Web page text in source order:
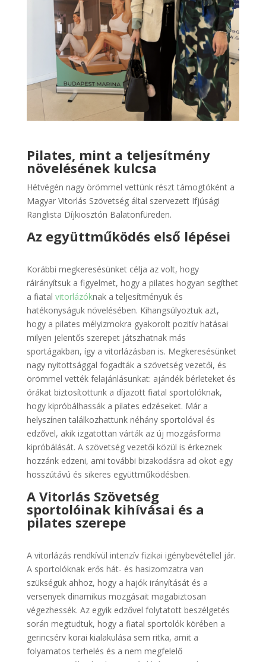
Pilates, mint a teljesítmény
növelésének kulcsa
Hétvégén nagy örömmel vettünk részt támogtóként a
Magyar Vitorlás Szövetség által szervezett Ifjúsági
Ranglista Díjkiosztón Balatonfüreden.
Az együttműködés első lépései
Korábbi megkeresésünket célja az volt, hogy
ráirányítsuk a figyelmet, hogy a pilates hogyan segíthet
a fiatal vitorlázóknak a teljesítményük és
hatékonyságuk növelésében. Kihangsúlyoztuk azt,
hogy a pilates mélyizmokra gyakorolt pozitív hatásai
milyen jelentős szerepet játszhatnak más
sportágakban, így a vitorlázásban is. Megkeresésünket
nagy nyitottsággal fogadták a szövetség vezetői, és
örömmel vették felajánlásunkat: ajándék bérleteket és
órákat biztosítottunk a díjazott fiatal sportolóknak,
hogy kipróbálhassák a pilates edzéseket. Már a
helyszínen találkozhattunk néhány sportolóval és
edzővel, akik izgatottan várták az új mozgásforma
kipróbálását. A szövetség vezetői közül is érkeznek
hozzánk edzeni, ami további bizakodásra ad okot egy
hosszútávú és sikeres együttműködésben.
A Vitorlás Szövetség
sportolóinak kihívásai és a
pilates szerepe
A vitorlázás rendkívül intenzív fizikai igénybevétellel jár.
A sportolóknak erős hát- és hasizomzatra van
szükségük ahhoz, hogy a hajók irányítását és a
versenyek dinamikus mozgásait magabiztosan
végezhessék. Az egyik edzővel folytatott beszélgetés
során megtudtuk, hogy a fiatal sportolók körében a
gerincsérv korai kialakulása sem ritka, amit a
folyamatos terhelés és a nem megfelelő